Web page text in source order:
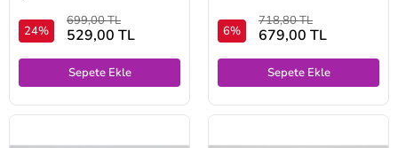
24%
699,00 TL
529,00 TL
Sepete Ekle
6%
718,80 TL
679,00 TL
Sepete Ekle